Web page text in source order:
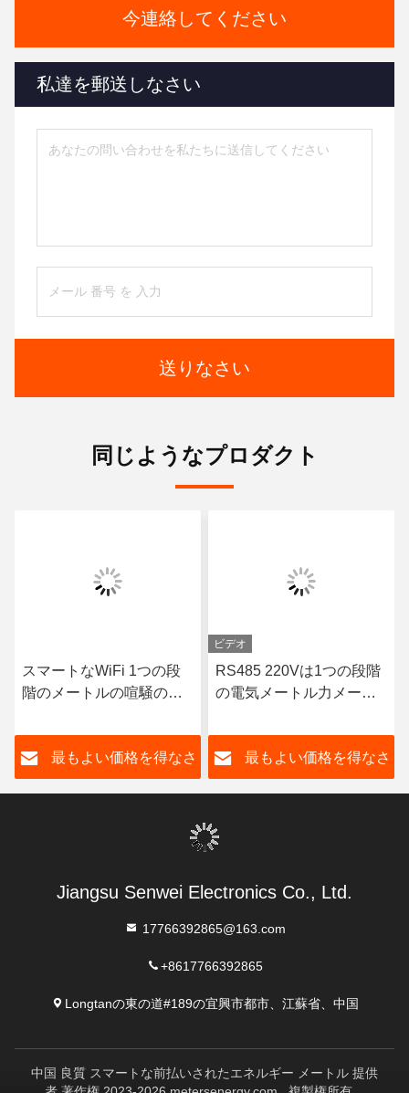
今連絡してください
私達を郵送しなさい
送りなさい
同じようなプロダクト
スマートなWiFi 1つの段
階のメートルの喧騒の柵
一フェーズ電子KWHのメ
ートル最もよい価格を得なさ
ビデオ
RS485 220Vは1つの段階
の電気メートル力メート
最もよい価格を得なさ
Jiangsu Senwei Electronics Co., Ltd.
17766392865@163.com
+8617766392865
Longtanの東の道#189の宜興市都市、江蘇省、中国
中国 良質 スマートな前払いされたエネルギー メートル 提供